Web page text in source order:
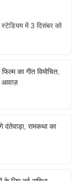
स्टेडियम में 3 दिसंबर को
का गीत विमोचित,
आवाज़
रामकथा का